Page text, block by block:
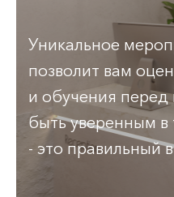
Уникальное
позволит вам
и обучения перед
быть уверенным в
- это правильный